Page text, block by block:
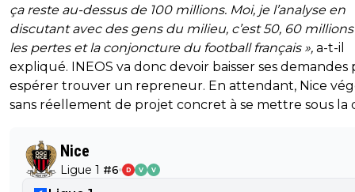
ça reste au-dessus de 100 millions. Moi, je l’analyse en
discutant avec des gens du milieu, c’est 50, 60
les pertes et la conjoncture du football français », a-t-il
expliqué. INEOS va donc devoir baisser ses demandes
espérer trouver un repreneur. En attendant, Nice
sans réellement de projet concret à se mettre sous la
Nice
Ligue 1 #6 D V V